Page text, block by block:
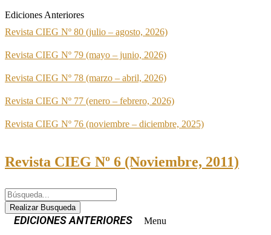
Ediciones Anteriores
Revista CIEG Nº 80 (julio – agosto, 2026)
Revista CIEG Nº 79 (mayo – junio, 2026)
Revista CIEG Nº 78 (marzo – abril, 2026)
Revista CIEG Nº 77 (enero – febrero, 2026)
Revista CIEG Nº 76 (noviembre – diciembre, 2025)
Revista CIEG Nº 6 (Noviembre, 2011)
Realizar Busqueda
Menu